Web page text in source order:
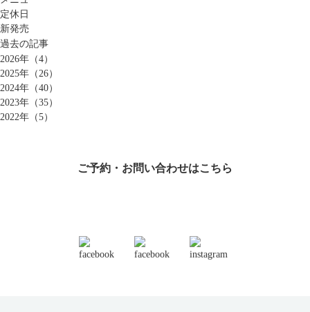
定休日
新発売
過去の記事
2026年（4）
2025年（26）
2024年（40）
2023年（35）
2022年（5）
ご予約・お問い合わせはこちら